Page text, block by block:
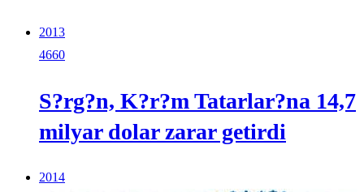
2013
4660
S?rg?n, K?r?m Tatarlar?na 14,7
milyar dolar zarar getirdi
2014